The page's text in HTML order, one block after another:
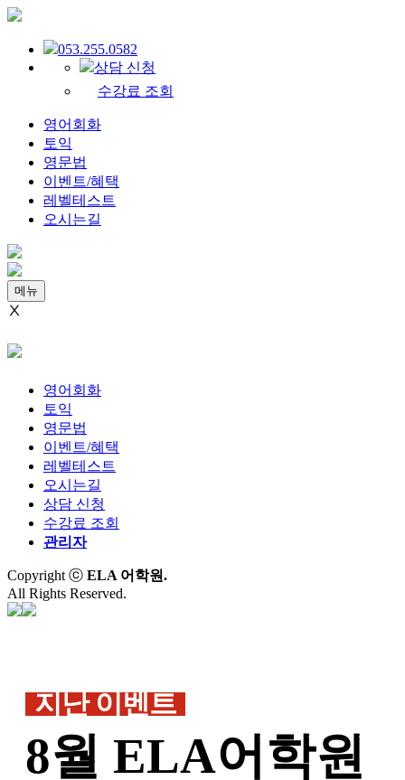
053.255.0582
상담 신청
수강료 조회
영어회화
토익
영문법
이벤트/혜택
레벨테스트
오시는길
메뉴
Ⅹ
영어회화
토익
영문법
이벤트/혜택
레벨테스트
오시는길
상담 신청
수강료 조회
관리자
Copyright ⓒ ELA 어학원.
All Rights Reserved.
지난 이벤트
8월 ELA어학원